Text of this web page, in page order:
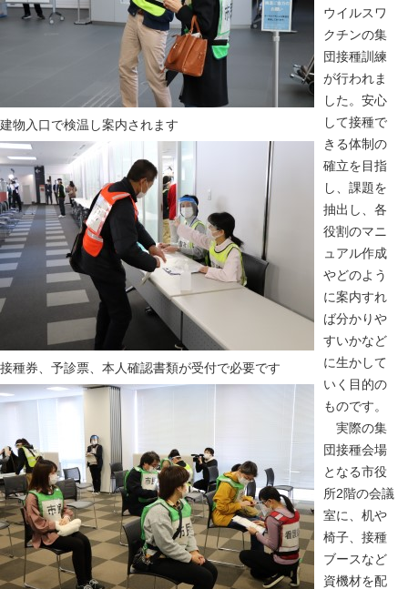
建物入口で検温し案内されます
接種券、予診票、本人確認書類が受付で必要です
ウイルスワ
クチンの集
団接種訓練
が行われま
した。安心
して接種で
きる体制の
確立を目指
し、課題を
抽出し、各
役割のマニ
ュアル作成
やどのよう
に案内すれ
ば分かりや
すいかなど
に生かして
いく目的の
ものです。
実際の集
団接種会場
となる市役
所2階の会議
室に、机や
椅子、接種
ブースなど
資機材を配